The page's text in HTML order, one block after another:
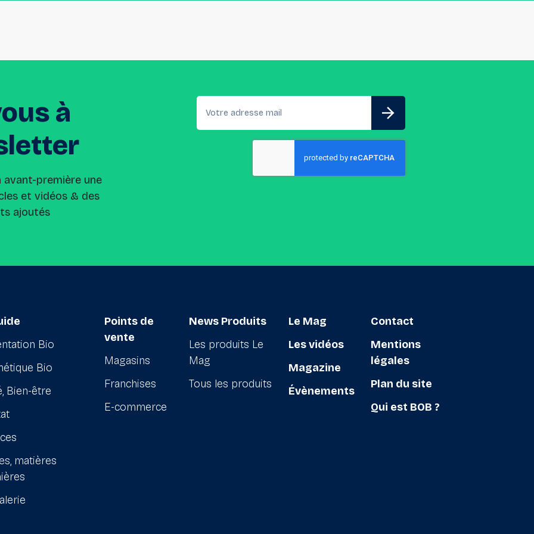
à
avant-première une
et vidéos & des
ajoutés
Bio
Bio
Bien-être
matières
Points de
vente
Magasins
Franchises
E-commerce
News Produits
Les produits Le
Mag
Tous les produits
Le Mag
Les vidéos
Magazine
Évènements
Contact
Mentions
légales
Plan du site
Qui est BOB ?